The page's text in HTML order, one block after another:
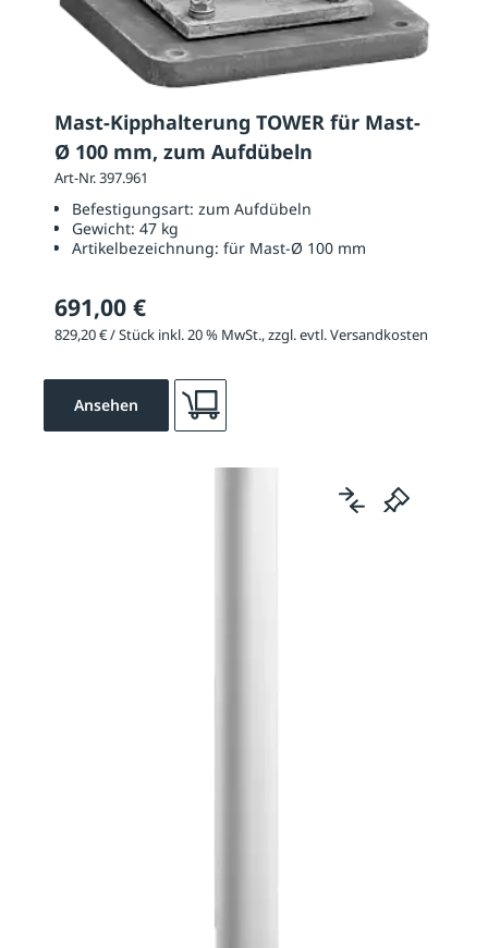
Mast-Kipphalterung TOWER für Mast-
Ø 100 mm, zum Aufdübeln
Art-Nr. 397.961
Befestigungsart: zum Aufdübeln
Gewicht: 47 kg
Artikelbezeichnung: für Mast-Ø 100 mm
691,00 €
829,20 € / Stück inkl. 20 % MwSt., zzgl. evtl. Versandkosten
Ansehen